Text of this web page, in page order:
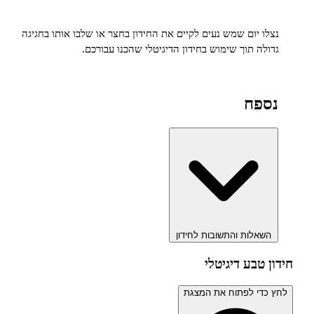
יום שמש נעים לקיים את החידון בחצר או שלבו אותו בחגיגה
תוך שימוש בחידון הדיגיטלי שהכנו עבורכם.
והתשובות לחידון
דיגיטלי
הצגת
לפתוח את המצגת